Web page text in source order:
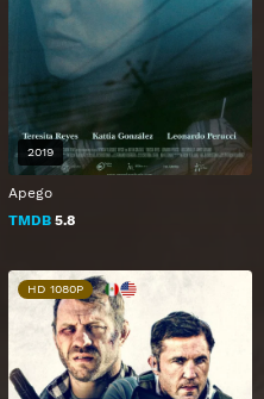
Apego
TMDB 5.8
2019
HD 1080P